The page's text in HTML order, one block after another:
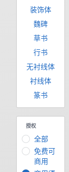
装饰体
魏碑
草书
行书
无衬线体
衬线体
篆书
授权
全部
免费可
商用